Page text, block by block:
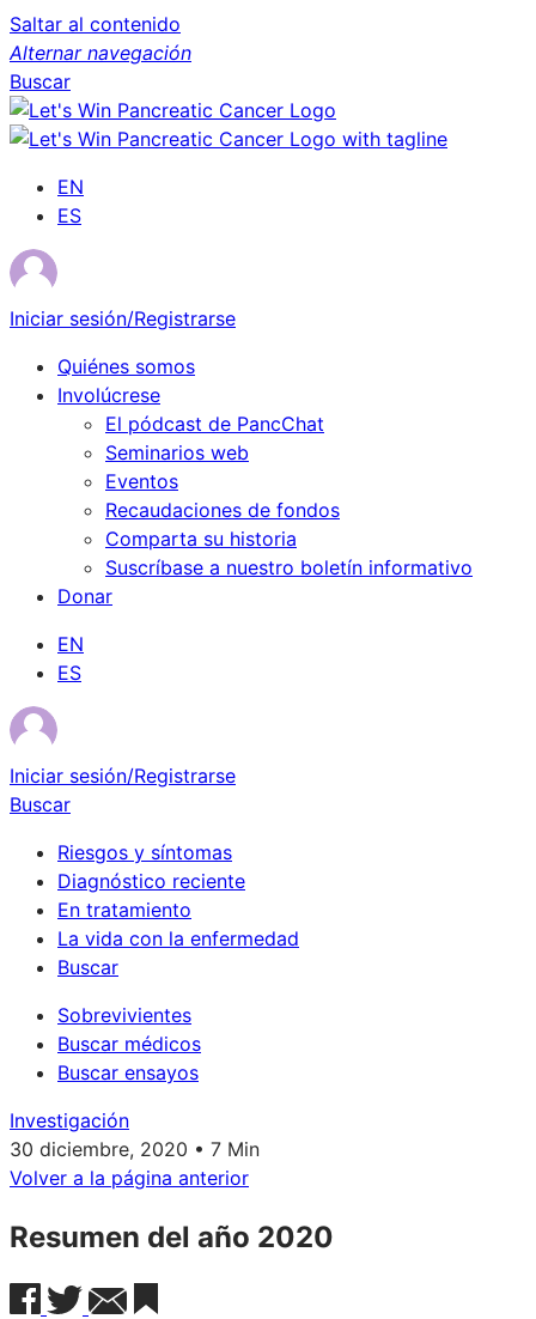
Saltar al contenido
Alternar navegación
Buscar
EN
ES
Iniciar sesión/Registrarse
Quiénes somos
Involúcrese
El pódcast de PancChat
Seminarios web
Eventos
Recaudaciones de fondos
Comparta su historia
Suscríbase a nuestro boletín informativo
Donar
EN
ES
Iniciar sesión/Registrarse
Buscar
Riesgos y síntomas
Diagnóstico reciente
En tratamiento
La vida con la enfermedad
Buscar
Sobrevivientes
Buscar médicos
Buscar ensayos
Investigación
30 diciembre, 2020 • 7 Min
Volver a la página anterior
Resumen del año 2020